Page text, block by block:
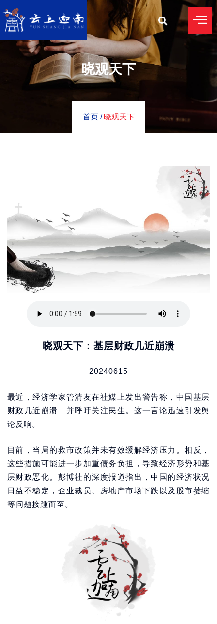
晓观天下
首页 / 晓观天下
晓观天下：基层财政几近崩溃
20240615
最近，经济学家管清友在社媒上发出警告称，中国基层
财政几近崩溃，并呼吁关注民生。这一言论迅速引发舆
论反响。
目前，当局的救市政策并未有效缓解经济压力。相反，
这些措施可能进一步加重债务负担，导致经济形势和基
层财政恶化。彭博社的深度报道指出，中国的经济状况
日益不稳定，企业裁员、房地产市场下跌以及股市萎缩
等问题接踵而至。